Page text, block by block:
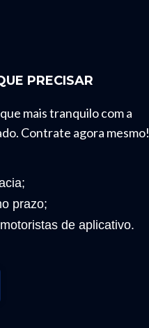
PRECISAR
mais tranquilo com a
Contrate agora mesmo!
prazo;
de aplicativo.